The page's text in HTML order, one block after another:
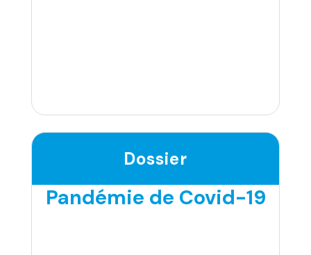
Dossier
Pandémie de Covid-19